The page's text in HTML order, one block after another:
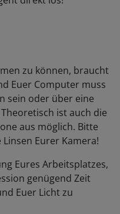
zu können, braucht
Euer Computer muss
sein oder über eine
ist auch die
aus möglich. Bitte
Eurer Kamera!
Eures Arbeitsplatzes,
genügend Zeit
Euer Licht zu